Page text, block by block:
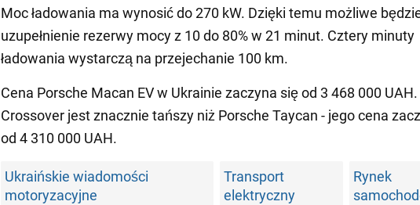
Moc ładowania ma wynosić do 270 kW. Dzięki temu możliwe
uzupełnienie rezerwy mocy z 10 do 80% w 21 minut. Cztery minuty
ładowania wystarczą na przejechanie 100 km.
Cena Porsche Macan EV w Ukrainie zaczyna się od 3 468 000 UAH.
Crossover jest znacznie tańszy niż Porsche Taycan - jego cena
od 4 310 000 UAH.
Ukraińskie wiadomości
motoryzacyjne
Transport
elektryczny
Rynek